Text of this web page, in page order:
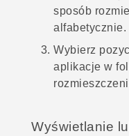
sposób
alfabetycznie.
Wybierz
aplikacje w
Wyświetlanie